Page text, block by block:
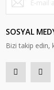
SOSYAL
Bizi takip edin,